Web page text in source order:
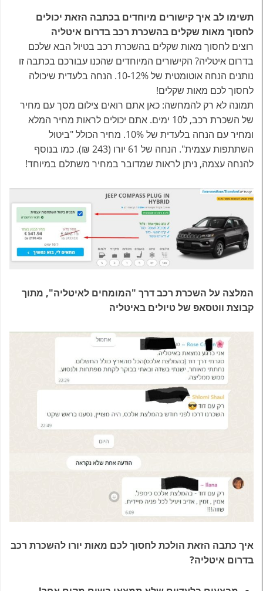
תשימו לב איך קישורים מיוחדים בכתבה הזאת יכולים
לחסוך מאות שקלים בהשכרת רכב בדרום איטליה
רוצים לחסוך מאות שקלים בהשכרת רכב בטיול הבא שלכם
בדרום איטליה? הקישורים המיוחדים שהכנו עבורכם בכתבה זו
נותנים הנחה אוטומטית של 10-12%. הנחה בלעדית שיכולה
לחסוך לכם מאות שקלים!
תמונה לא רק להמחשה: כאן אתם רואים צילום מסך עם מחיר
של השכרת רכב, ל10 ימים. אתם יכולים לראות מחיר המלא
ומחיר עם הנחה בלעדית של 10%. מחיר הכולל "ביטול
השתתפות עצמית". הנחה של 61 יורו (243 ₪). כמו בנוסף
להנחה עצמה, ניתן לראות שמדובר במחיר משתלם במיוחד!
המלצה על השכרת רכב דרך "המומחים לאיטליה", מתוך
קבוצת ווטסאפ של טיולים באיטליה
איך כתבה הזאת הולכת לחסוך לכם מאות יורו להשכרת רכב
בדרום איטליה?